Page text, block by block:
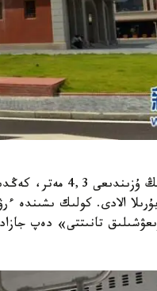
الادى. كولىك ىشىندە
تانىتتى» دەپ